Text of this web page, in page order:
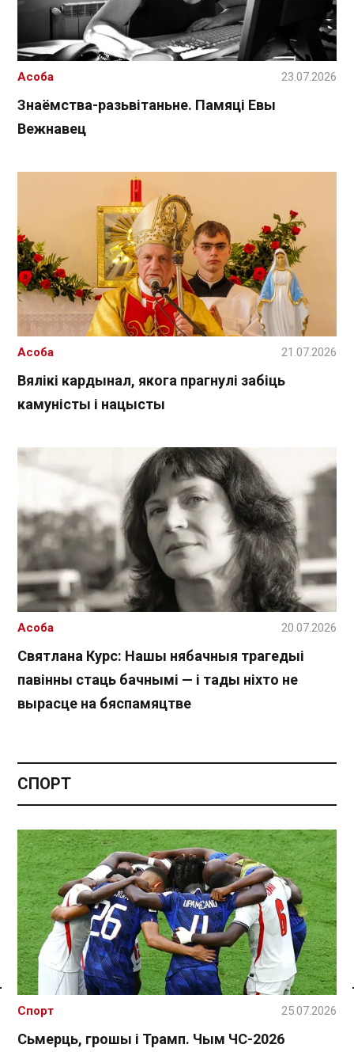
Спасылка без VPN
Знаёмства-разьвітаньне. Памяці Евы
Вежнавец
Асоба 23.07.2026
Вялікі кардынал, якога прагнулі забіць
камуністы і нацысты
Асоба 21.07.2026
Святлана Курс: Нашы нябачныя трагедыі
павінны стаць бачнымі — і тады ніхто не
вырасце на бяспамяцтве
Асоба 20.07.2026
СПОРТ
Сьмерць, грошы і Трамп. Чым ЧС-2026
Спорт 25.07.2026